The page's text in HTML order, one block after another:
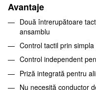
Avantaje
Două întrerupătoare
ansamblu
Control tactil prin
Control independent
Priză integrată pentru
Nu necesită conductor